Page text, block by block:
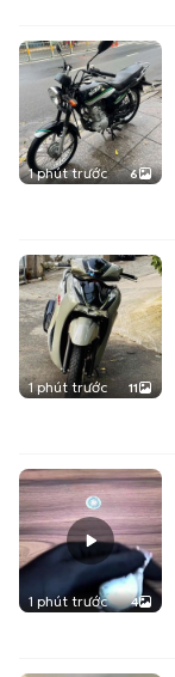
1 phút trước 6
1 phút trước 11
1 phút trước 4